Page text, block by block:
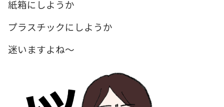
紙箱にしようか
プラスチックにしようか
迷いますよね～